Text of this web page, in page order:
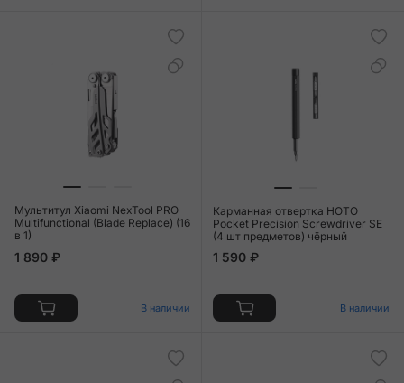
Мультитул Xiaomi NexTool PRO
Multifunctional (Blade Replace) (16
в 1)
1 890 ₽
В наличии
Карманная отвертка HOTO
Pocket Precision Screwdriver SE
(4 шт предметов) чёрный
1 590 ₽
В наличии